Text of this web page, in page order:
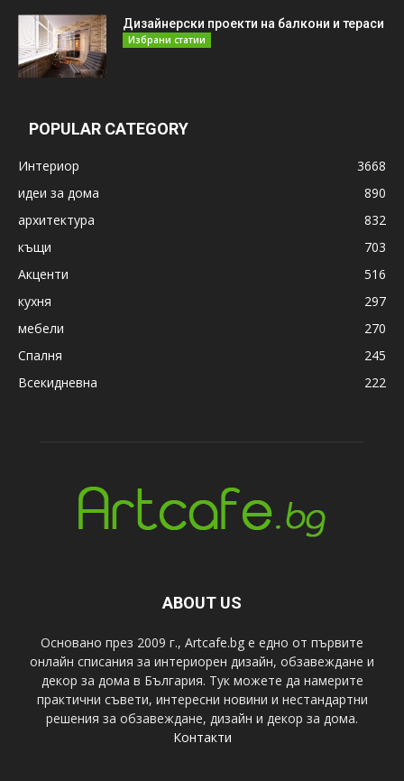
Дизайнерски проекти на балкони и тераси
Избрани статии
POPULAR CATEGORY
Интериор
3668
идеи за дома
890
архитектура
832
къщи
703
Акценти
516
кухня
297
мебели
270
Спалня
245
Всекидневна
222
ABOUT US
Основано през 2009 г., Artcafe.bg е едно от първите
онлайн списания за интериорен дизайн, обзавеждане и
декор за дома в България. Тук можете да намерите
практични съвети, интересни новини и нестандартни
решения за обзавеждане, дизайн и декор за дома.
Контакти